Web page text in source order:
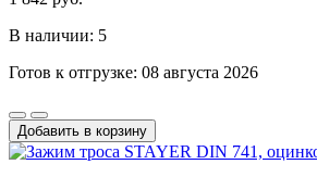
В наличии: 5
Готов к отгрузке: 08 августа 2026
Добавить в корзину